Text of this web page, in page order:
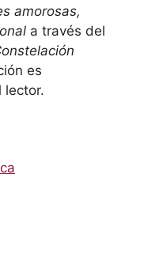
amorosas,
a través del
es
lector.